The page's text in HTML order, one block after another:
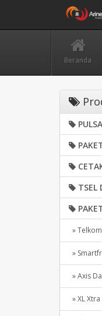
Beranda
PULSA
TSEL
»
»
» Axis
» XL